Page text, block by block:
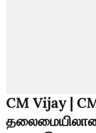
CM Vijay |
தலைமையிலான